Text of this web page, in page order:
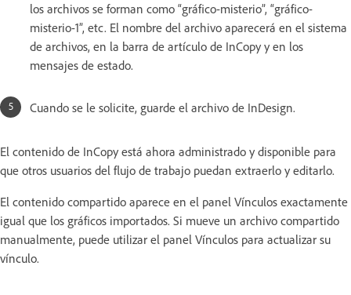
los archivos se forman como “gráfico-misterio”, “gráfico-
misterio-1”, etc. El nombre del archivo aparecerá en el sistema
de archivos, en la barra de artículo de InCopy y en los
mensajes de estado.
Cuando se le solicite, guarde el archivo de InDesign.
El contenido de InCopy está ahora administrado y disponible para
que otros usuarios del flujo de trabajo puedan extraerlo y editarlo.
El contenido compartido aparece en el panel Vínculos exactamente
igual que los gráficos importados. Si mueve un archivo compartido
manualmente, puede utilizar el panel Vínculos para actualizar su
vínculo.